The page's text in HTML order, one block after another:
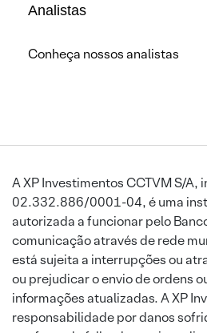
Analistas
Conheça nossos analistas
A XP Investimentos CCTVM S/A,
02.332.886/0001-04, é uma
autorizada a funcionar pelo
comunicação através de rede
está sujeita a interrupções ou
ou prejudicar o envio de ordens
informações atualizadas. A XP
responsabilidade por danos